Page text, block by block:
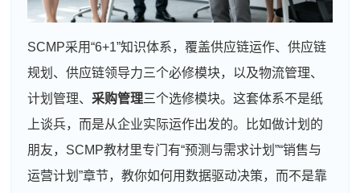
SCMP采用“6+1”知识体系，覆盖供应链运作、供应链
规划、供应链领导力三个必修模块，以及物流管理、
计划管理、 采购管理三个选修模块。这套体系不是纸
上谈兵，而是从企业实际运作出发的。比如做计划的
朋友，SCMP教材里专门有“预测与需求计划”“销售与
运营计划”章节，教你如何用数据驱动决策，而不是靠